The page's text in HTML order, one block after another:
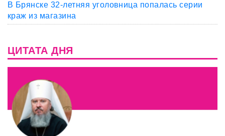
В Брянске 32-летняя уголовница попалась серии
краж из магазина
ЦИТАТА ДНЯ